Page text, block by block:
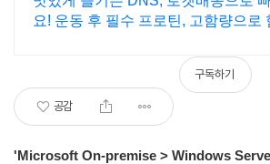
요! 운동 후 필수 프로틴, 고함량으로
공감
구독하기
'Microsoft On-premise > Windows